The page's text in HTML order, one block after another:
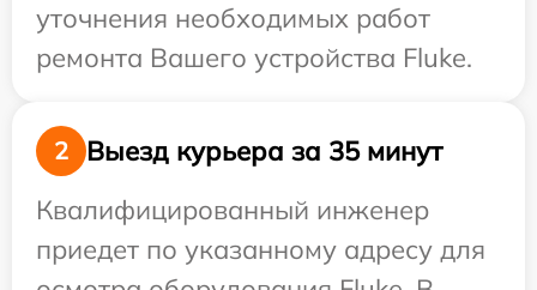
уточнения необходимых работ
ремонта Вашего устройства Fluke.
2
Выезд курьера за 35 минут
Квалифицированный инженер
приедет по указанному адресу для